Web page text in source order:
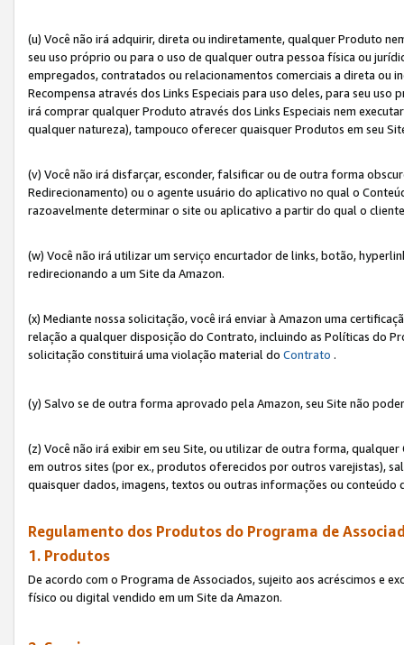
(u) Você não irá adquirir, direta ou indiretamente, qualquer Produto
seu uso próprio ou para o uso de qualquer outra pessoa física ou
empregados, contratados ou relacionamentos comerciais a direta ou
Recompensa através dos Links Especiais para uso deles, para seu
irá comprar qualquer Produto através dos Links Especiais nem
qualquer natureza), tampouco oferecer quaisquer Produtos em seu
(v) Você não irá disfarçar, esconder, falsificar ou de outra forma
Redirecionamento) ou o agente usuário do aplicativo no qual o
razoavelmente determinar o site ou aplicativo a partir do qual o
(w) Você não irá utilizar um serviço encurtador de links, botão,
redirecionando a um Site da Amazon.
(x) Mediante nossa solicitação, você irá enviar à Amazon uma
relação a qualquer disposição do Contrato, incluindo as Políticas do
solicitação constituirá uma violação material do Contrato .
(y) Salvo se de outra forma aprovado pela Amazon, seu Site não
(z) Você não irá exibir em seu Site, ou utilizar de outra forma,
em outros sites (por ex., produtos oferecidos por outros varejistas),
quaisquer dados, imagens, textos ou outras informações ou
Regulamento dos Produtos do Programa de
1. Produtos
De acordo com o Programa de Associados, sujeito aos acréscimos e
físico ou digital vendido em um Site da Amazon.